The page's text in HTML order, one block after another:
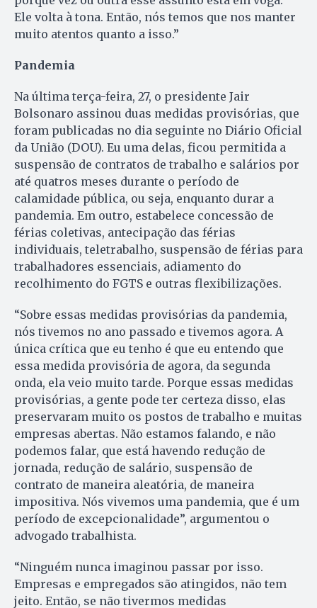
Ele volta à tona. Então, nós temos que nos manter
muito atentos quanto a isso.”
Pandemia
Na última terça-feira, 27, o presidente Jair
Bolsonaro assinou duas medidas provisórias, que
foram publicadas no dia seguinte no Diário Oficial
da União (DOU). Eu uma delas, ficou permitida a
suspensão de contratos de trabalho e salários por
até quatros meses durante o período de
calamidade pública, ou seja, enquanto durar a
pandemia. Em outro, estabelece concessão de
férias coletivas, antecipação das férias
individuais, teletrabalho, suspensão de férias para
trabalhadores essenciais, adiamento do
recolhimento do FGTS e outras flexibilizações.
“Sobre essas medidas provisórias da pandemia,
nós tivemos no ano passado e tivemos agora. A
única crítica que eu tenho é que eu entendo que
essa medida provisória de agora, da segunda
onda, ela veio muito tarde. Porque essas medidas
provisórias, a gente pode ter certeza disso, elas
preservaram muito os postos de trabalho e muitas
empresas abertas. Não estamos falando, e não
podemos falar, que está havendo redução de
jornada, redução de salário, suspensão de
contrato de maneira aleatória, de maneira
impositiva. Nós vivemos uma pandemia, que é um
período de excepcionalidade”, argumentou o
advogado trabalhista.
“Ninguém nunca imaginou passar por isso.
Empresas e empregados são atingidos, não tem
jeito. Então, se não tivermos medidas